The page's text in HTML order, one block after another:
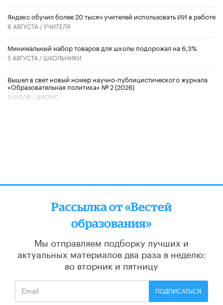
​Яндекс обучил более 20 тысяч учителей использовать ИИ в работе
6 АВГУСТА /УЧИТЕЛЯ
Минимальный набор товаров для школы подорожал на 6,3%
5 АВГУСТА / ШКОЛЬНИКИ
Вышел в свет новый номер научно-публицистического журнала
«Образовательная политика» № 2 (2026)
3 ИЮЛЯ / АНОНС
Рассылка от «Вестей
образования»
Мы отправляем подборку лучших и
актуальных материалов два раза в неделю:
во вторник и пятницу
ПОДПИСАТЬСЯ